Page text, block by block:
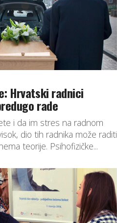
Hrvatski radnici
rade
i da im stres na radnom
dio tih radnika može raditi
teorije. Psihofizičke...